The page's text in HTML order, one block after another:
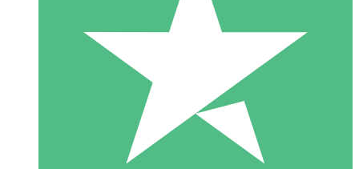
Pacchetti di Crediti Individuali
Paga a consumo con crediti di download. Nessun impegno
1 Download
10